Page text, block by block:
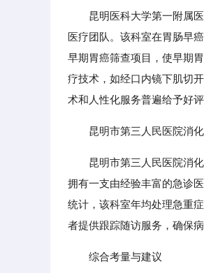
昆明医科大学第一附属
医疗团队。该科室在胃肠早
早期胃癌筛查项目，使早期
疗技术，如经口内镜下肌切
术和人性化服务普遍给予好评
昆明市第三人民医院消
昆明市第三人民医院消
拥有一支由经验丰富的急诊
统计，该科室年均处理急重
者提供跟踪随访服务，确保
综合考量与建议